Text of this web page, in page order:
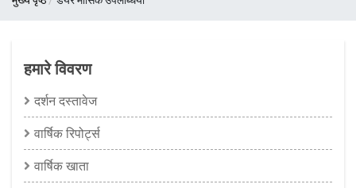
हमारे विवरण
दर्शन दस्तावेज
वार्षिक रिपोर्ट्स
वार्षिक खाता